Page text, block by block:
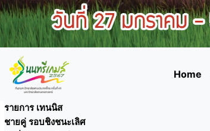
Home
รายการ เทนนิส
ชายคู่ รอบชิงชนะเลิศ